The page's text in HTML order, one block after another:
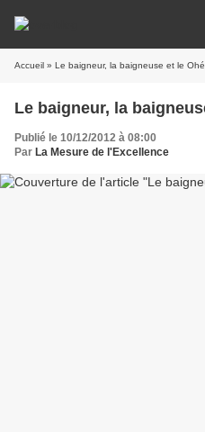
Accueil » Le baigneur, la baigneuse et le
Le baigneur, la
Publié le 10/12/2012 à 08:00
Par La Mesure de l'Excellence